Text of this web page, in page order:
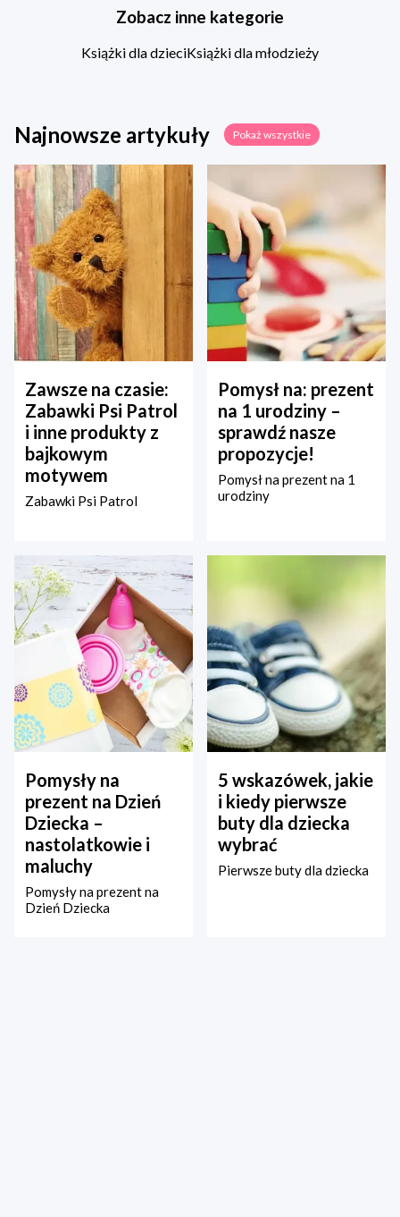
Zobacz inne kategorie
Książki dla dzieciKsiążki dla młodzieży
Najnowsze artykuły Pokaż wszystkie
Zawsze na czasie:
Zabawki Psi Patrol
i inne produkty z
bajkowym
motywem
Zabawki Psi Patrol
Pomysł na: prezent
na 1 urodziny –
sprawdź nasze
propozycje!
Pomysł na prezent na 1
urodziny
Pomysły na
prezent na Dzień
Dziecka –
nastolatkowie i
maluchy
Pomysły na prezent na
Dzień Dziecka
5 wskazówek, jakie
i kiedy pierwsze
buty dla dziecka
wybrać
Pierwsze buty dla dziecka